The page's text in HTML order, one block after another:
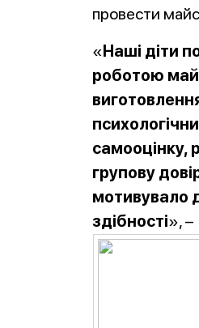
провести
«Наші діти
роботою
самооцінку,
групову
мотивувало
здібності», –